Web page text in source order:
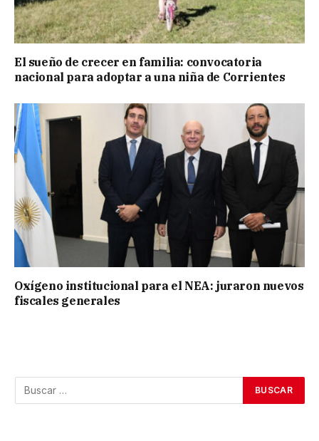
El sueño de crecer en familia: convocatoria
nacional para adoptar a una niña de Corrientes
Oxígeno institucional para el NEA: juraron nuevos
fiscales generales